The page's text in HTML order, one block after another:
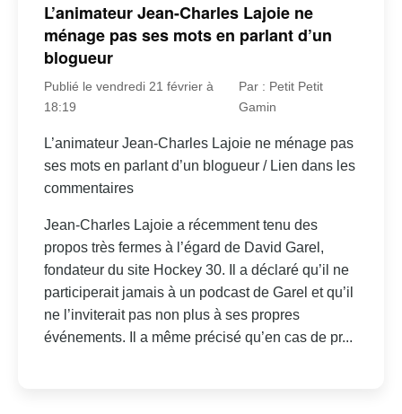
L’animateur Jean-Charles Lajoie ne
ménage pas ses mots en parlant d’un
blogueur
Publié le vendredi 21 février à
18:19
Par : Petit Petit
Gamin
L’animateur Jean-Charles Lajoie ne ménage pas
ses mots en parlant d’un blogueur / Lien dans les
commentaires
Jean-Charles Lajoie a récemment tenu des
propos très fermes à l’égard de David Garel,
fondateur du site Hockey 30. Il a déclaré qu’il ne
participerait jamais à un podcast de Garel et qu’il
ne l’inviterait pas non plus à ses propres
événements. Il a même précisé qu’en cas de pr...